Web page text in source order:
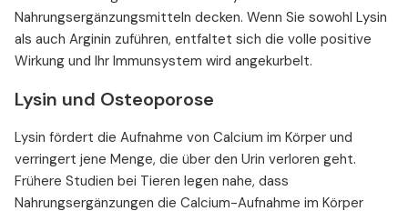
Nahrungsergänzungsmitteln decken. Wenn Sie sowohl Lysin
als auch Arginin zuführen, entfaltet sich die volle positive
Wirkung und Ihr Immunsystem wird angekurbelt.
Lysin und Osteoporose
Lysin fördert die Aufnahme von Calcium im Körper und
verringert jene Menge, die über den Urin verloren geht.
Frühere Studien bei Tieren legen nahe, dass
Nahrungsergänzungen die Calcium-Aufnahme im Körper